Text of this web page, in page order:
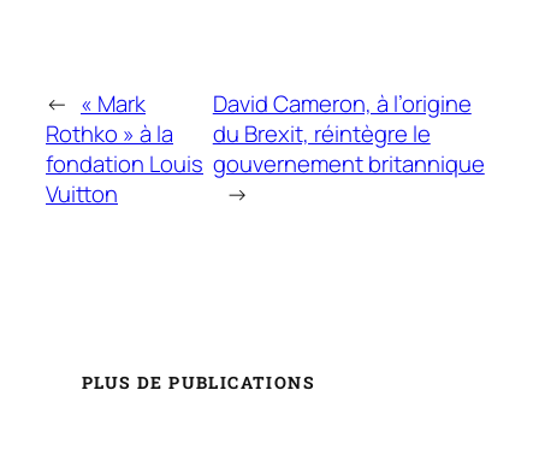
← « Mark
Rothko » à la
fondation Louis
Vuitton
David Cameron, à l’origine
du Brexit, réintègre le
gouvernement britannique
→
PLUS DE PUBLICATIONS